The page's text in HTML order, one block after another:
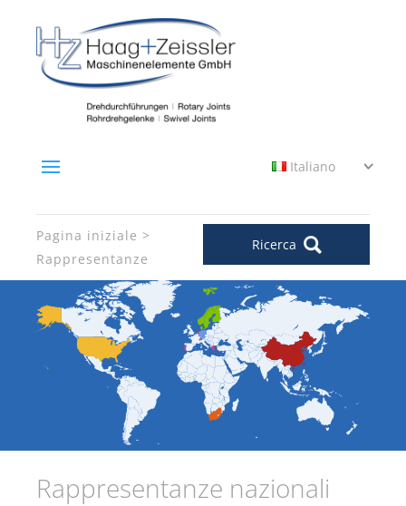
Italiano
Pagina iniziale
Rappresentanze
Ricerca
Rappresentanze nazionali